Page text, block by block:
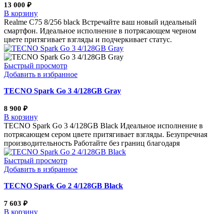
13 000 ₽
В корзину
Realme С75 8/256 black Встречайте ваш новый идеальный
смартфон. Идеальное исполнение в потрясающем черном
цвете притягивает взгляды и подчеркивает статус.
Быстрый просмотр
Добавить в избранное
TECNO Spark Go 3 4/128GB Gray
8 900 ₽
В корзину
TECNO Spark Go 3 4/128GB Black Идеальное исполнение в
потрясающем сером цвете притягивает взгляды. Безупречная
производительность Работайте без границ благодаря
Быстрый просмотр
Добавить в избранное
TECNO Spark Go 2 4/128GB Black
7 603 ₽
В корзину